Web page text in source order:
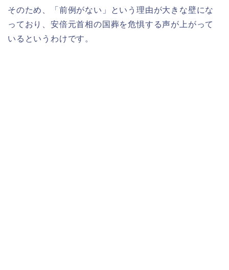
そのため、「前例がない」という理由が大きな壁にな
っており、安倍元首相の国葬を危惧する声が上がって
いるというわけです。